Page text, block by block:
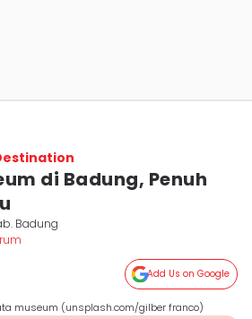
di Badung, Penuh
Badung
Add Us on Google
museum (unsplash.com/gilber franco)